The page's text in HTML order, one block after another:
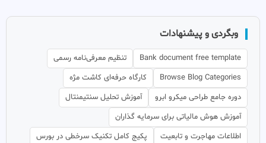
وبگردی و پیشنهادات
Bank document free template
تنظیم معرفی‌نامه رسمی
Browse Blog Categories
کارگاه حرفه‌ای کاشت مژه
دوره جامع طراحی میکرو ابرو
آموزش تحلیل سنتیمنتال
آموزش هوش مالیاتی برای سرمایه گذاران
اطلاعات مهاجرت و تابعیت
پکیج کامل تکنیک سرخطی در بورس